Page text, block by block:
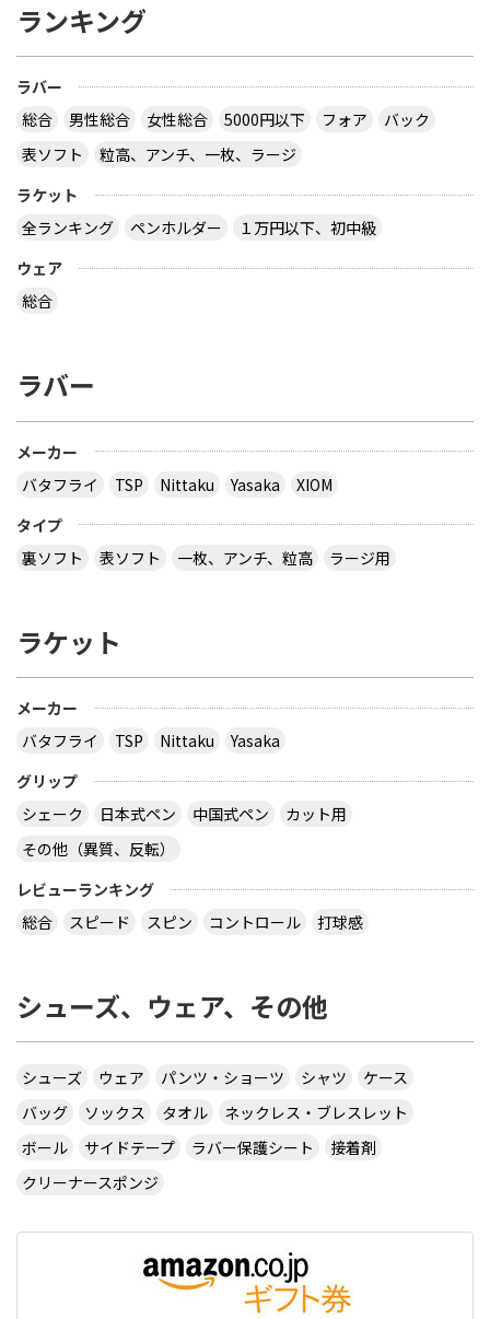
ランキング
ラバー
総合
男性総合 女性総合 5000円以下 フォア
バック
表ソフト
粒高、アンチ、一枚、ラージ
ラケット
全ランキング
ペンホルダー
１万円以下、初中級
ウェア
総合
ラバー
メーカー
バタフライ
TSP Nittaku Yasaka
XIOM
タイプ
裏ソフト
表ソフト 一枚、アンチ、粒高 ラージ用
ラケット
メーカー
バタフライ
TSP Nittaku
Yasaka
グリップ
シェーク
日本式ペン 中国式ペン
カット用
その他（異質、反転）
レビューランキング
総合
スピード スピン コントロール 打球感
シューズ、ウェア、その他
シューズ ウェア パンツ・ショーツ シャツ
ケース
バッグ
ソックス タオル
ネックレス・ブレスレット
ボール
サイドテープ ラバー保護シート
接着剤
クリーナースポンジ